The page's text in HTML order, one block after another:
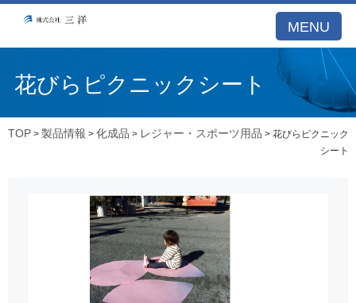
MENU
花びらピクニックシート
TOP >製品情報 >化成品 > レジャー・スポーツ用品 > 花びらピクニック
シート